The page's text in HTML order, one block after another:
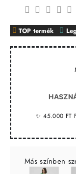
✨ 45.000 FT
TOP termék
Más színben